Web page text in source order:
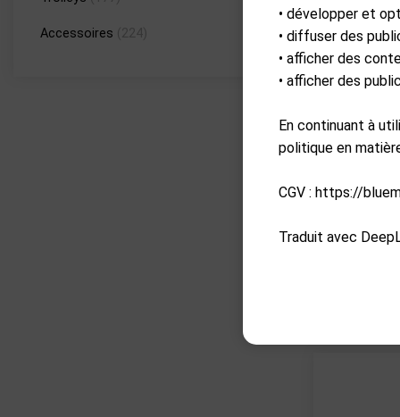
Accessoires
• développer et
• diffuser des
• afficher des
• afficher des
En continuant à
politique en
CGV : https://
Traduit avec